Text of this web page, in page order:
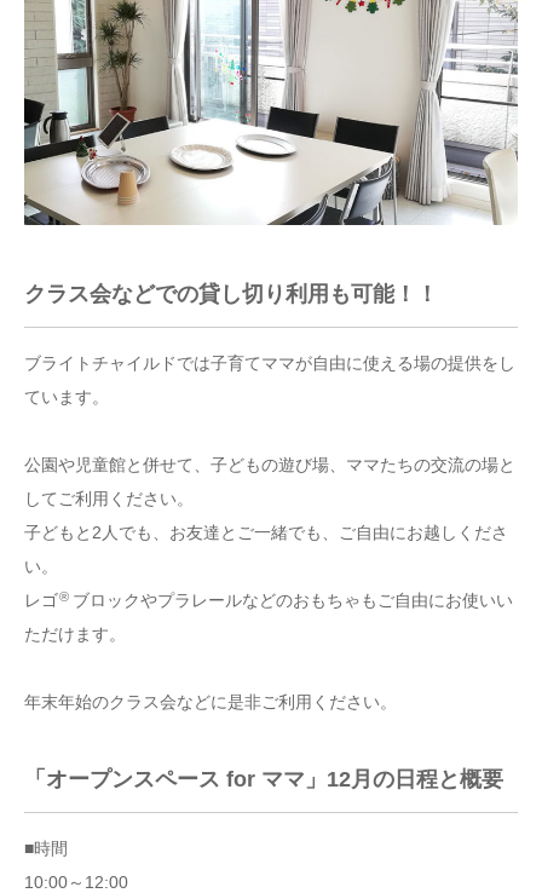
クラス会などでの貸し切り利用も可能！！
ブライトチャイルドでは子育てママが自由に使える場の提供をし
ています。
公園や児童館と併せて、子どもの遊び場、ママたちの交流の場と
してご利用ください。
子どもと2人でも、お友達とご一緒でも、ご自由にお越しくださ
い。
レゴ® ブロックやプラレールなどのおもちゃもご自由にお使いい
ただけます。
年末年始のクラス会などに是非ご利用ください。
「オープンスペース for ママ」12月の日程と概要
■時間
10:00～12:00
よくあるご質問
アクセス